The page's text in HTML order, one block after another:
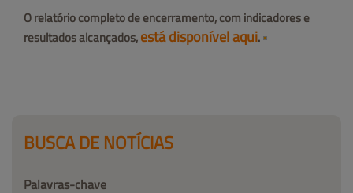
O relatório completo de encerramento, com indicadores e
resultados alcançados,está disponível aqui.
BUSCA DE NOTÍCIAS
Palavras-chave